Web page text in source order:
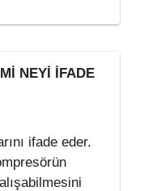
NEYI IFADE
ifade eder.